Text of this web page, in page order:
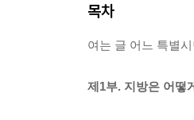
목차
여는 글 어느 특별
제1부. 지방은 어떻